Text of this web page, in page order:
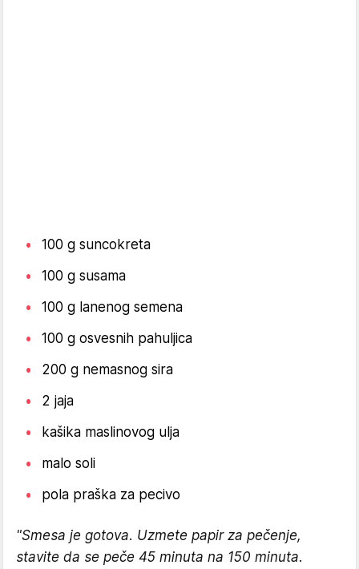
100 g suncokreta
100 g susama
100 g lanenog semena
100 g osvesnih pahuljica
200 g nemasnog sira
2 jaja
kašika maslinovog ulja
malo soli
pola praška za pecivo
"Smesa je gotova. Uzmete papir za pečenje,
stavite da se peče 45 minuta na 150 minuta.